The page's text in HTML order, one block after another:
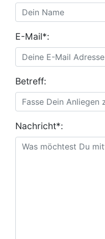
E-Mail*:
Betreff:
Nachricht*: